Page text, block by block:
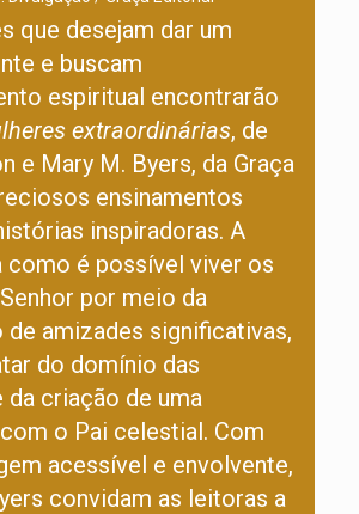
que desejam dar um
e buscam
espiritual encontrarão
extraordinárias, de
e Mary M. Byers, da Graça
ensinamentos
inspiradoras. A
como é possível viver os
por meio da
de amizades significativas,
do domínio das
criação de uma
o Pai celestial. Com
acessível e envolvente,
convidam as leitoras a